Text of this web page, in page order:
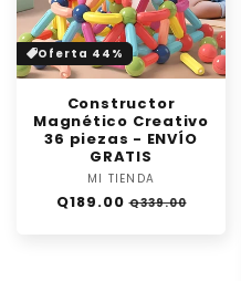
Oferta 44%
Constructor
Magnético Creativo
36 piezas - ENVÍO
GRATIS
Proveedor:
MI TIENDA
Precio
Q189.00 Precio
Q339.00